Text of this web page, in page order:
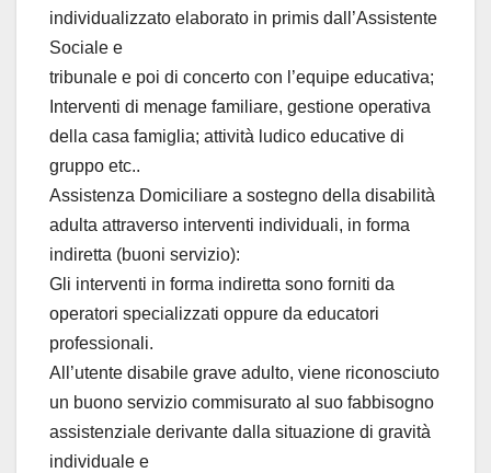
individualizzato elaborato in primis dall’Assistente
Sociale e
tribunale e poi di concerto con l’equipe educativa;
Interventi di menage familiare, gestione operativa
della casa famiglia; attività ludico educative di
gruppo etc..
Assistenza Domiciliare a sostegno della disabilità
adulta attraverso interventi individuali, in forma
indiretta (buoni servizio):
Gli interventi in forma indiretta sono forniti da
operatori specializzati oppure da educatori
professionali.
All’utente disabile grave adulto, viene riconosciuto
un buono servizio commisurato al suo fabbisogno
assistenziale derivante dalla situazione di gravità
individuale e